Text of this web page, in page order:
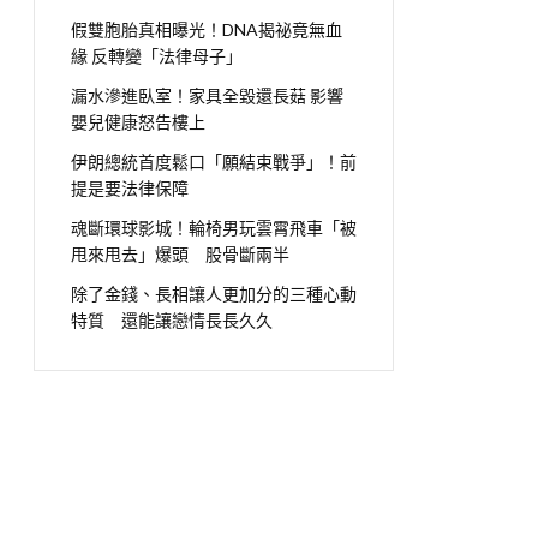
假雙胞胎真相曝光！DNA揭祕竟無血
緣 反轉變「法律母子」
漏水滲進臥室！家具全毀還長菇 影響
嬰兒健康怒告樓上
伊朗總統首度鬆口「願結束戰爭」！前
提是要法律保障
魂斷環球影城！輪椅男玩雲霄飛車「被
甩來甩去」爆頭 股骨斷兩半
除了金錢、長相讓人更加分的三種心動
特質 還能讓戀情長長久久